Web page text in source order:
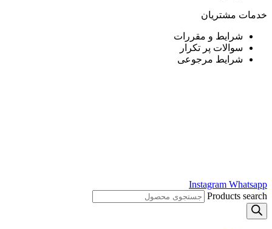
خدمات مشتریان
شرایط و مقررات
سوالات پر تکرار
شرایط مرجوعی
Instagram Whatsapp
Products search